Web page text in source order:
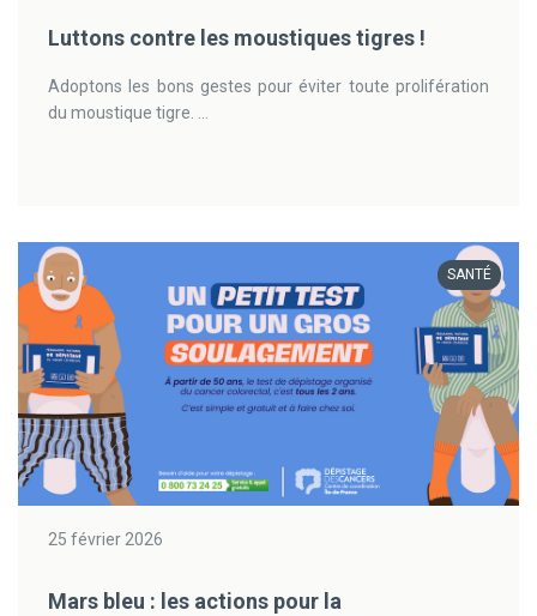
Luttons contre les moustiques tigres !
Adoptons les bons gestes pour éviter toute prolifération
du moustique tigre. ...
SANTÉ
25 février 2026
Mars bleu : les actions pour la